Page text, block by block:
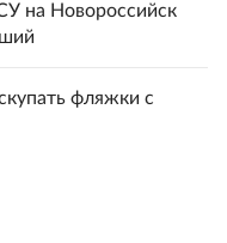
на Новороссийск
фляжки с